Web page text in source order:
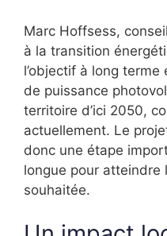
Marc Hoffsess,
à la transition
l’objectif à long terme
de puissance
territoire d’ici 2050,
actuellement. Le
donc une étape
longue pour atteindre
souhaitée.